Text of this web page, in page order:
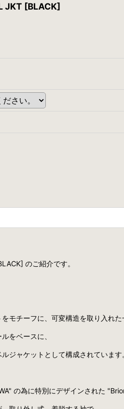
JKT [BLACK]
のご紹介です。
モチーフに、可変構造を取り入れた
をベースに、
ジャケットとして構成されています
の為に特別にデザインされた